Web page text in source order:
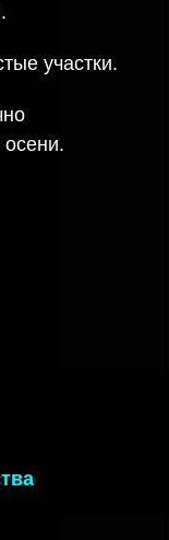
участки.
осени.